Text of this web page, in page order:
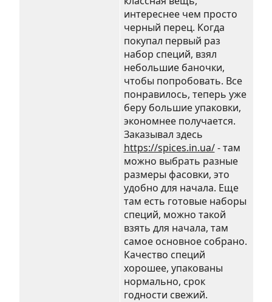
интереснее чем просто
черный перец. Когда
покупал первый раз
набор специй, взял
небольшие баночки,
чтобы попробовать. Все
понравилось, теперь уже
беру большие упаковки,
экономнее получается.
Заказывал здесь
https://spices.in.ua/- там
можно выбрать разные
размеры фасовки, это
удобно для начала. Еще
там есть готовые наборы
специй, можно такой
взять для начала, там
самое основное собрано.
Качество специй
хорошее, упакованы
нормально, срок
годности свежий.